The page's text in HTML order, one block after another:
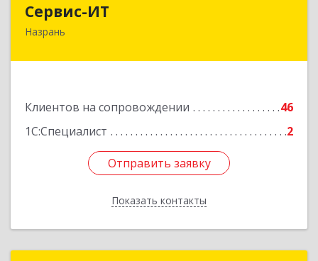
Сервис-ИТ
Назрань
Клиентов на сопровождении
46
1С:Специалист
2
Отправить заявку
Показать контакты
Подробнее
Отправить заявку
Назад